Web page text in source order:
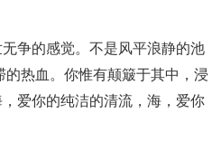
争的感觉。不是风平浪静的池
热血。你惟有颠簸于其中，浸
爱你的纯洁的清流，海，爱你